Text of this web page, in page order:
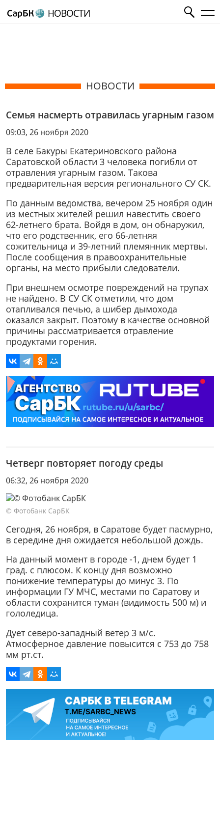
НОВОСТИ
НОВОСТИ
Семья насмерть отравилась угарным газом
09:03, 26 ноября 2020
В селе Бакуры Екатериновского района
Саратовской области 3 человека погибли от
отравления угарным газом. Такова
предварительная версия регионального СУ СК.
По данным ведомства, вечером 25 ноября один
из местных жителей решил навестить своего
62-летнего брата. Войдя в дом, он обнаружил,
что его родственник, его 66-летняя
сожительница и 39-летний племянник мертвы.
После сообщения в правоохранительные
органы, на место прибыли следователи.
При внешнем осмотре повреждений на трупах
не найдено. В СУ СК отметили, что дом
отапливался печью, а шибер дымохода
оказался закрыт. Поэтому в качестве основной
причины рассматривается отравление
продуктами горения.
Четверг повторяет погоду среды
06:32, 26 ноября 2020
© Фотобанк СарБК
Сегодня, 26 ноября, в Саратове будет пасмурно,
в середине дня ожидается небольшой дождь.
На данный момент в городе -1, днем будет 1
град. с плюсом. К концу дня возможно
понижение температуры до минус 3. По
информации ГУ МЧС, местами по Саратову и
области сохранится туман (видимость 500 м) и
гололедица.
Дует северо-западный ветер 3 м/с.
Атмосферное давление повысится с 753 до 758
мм рт.ст.